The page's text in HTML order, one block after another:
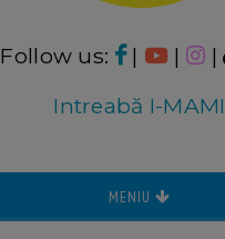
Follow us: | | |
Intreabă I-MAMI
MENIU